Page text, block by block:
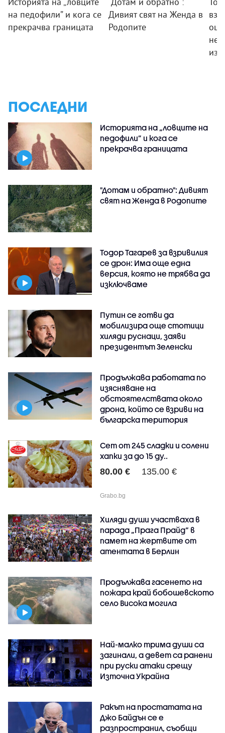
на педофили” и кога се
прекрачва границата
Дивият свят на Женда в
Родопите
не
ПОСЛЕДНИ
Историята на „ловците на
педофили” и кога се
прекрачва границата
"Дотам и обратно": Дивият
свят на Женда в Родопите
Тодор Тагарев за взривилия
се дрон: Има още една
версия, която не трябва да
изключваме
Путин се готви да
мобилизира още стотици
хиляди руснаци, заяви
президентът Зеленски
Продължава работата по
изясняване на
обстоятелствата около
дрона, който се взриви на
българска територия
Сет от 245 сладки и солени
хапки за до 15 ду..
80.00 € 135.00 €
Grabo.bg
Хиляди души участваха в
парада „Прага Прайд“ в
памет на жертвите от
атентата в Берлин
Продължава гасенето на
пожара край бобошевското
село Висока могила
Най-малко трима души са
загинали, а девет са ранени
при руски атаки срещу
Източна Украйна
Ракът на простатата на
Джо Байдън се е
разпространил, съобщи